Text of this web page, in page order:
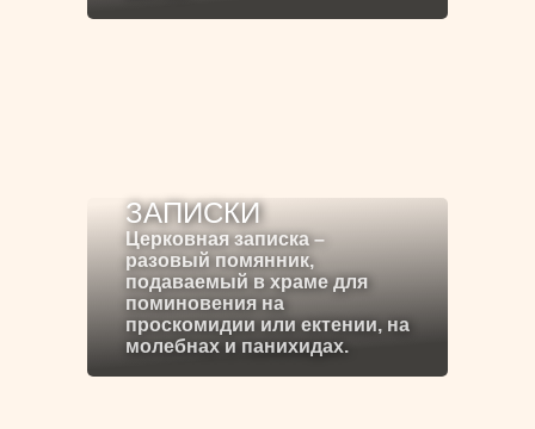
ЗАПИСКИ
Церковная записка –
разовый помянник,
подаваемый в храме для
поминовения на
проскомидии или ектении, на
молебнах и панихидах.